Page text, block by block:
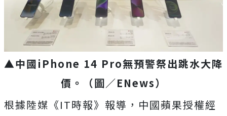
▲中國iPhone 14 Pro無預警祭出跳水大降
價。（圖／ENews）
根據陸媒《IT時報》報導，中國蘋果授權經